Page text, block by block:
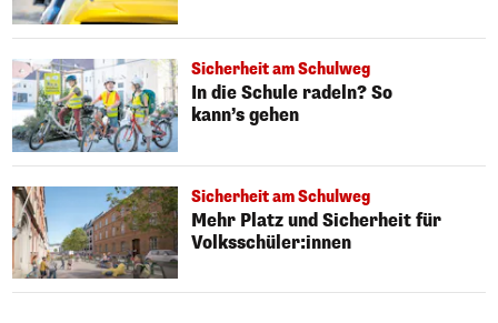
Sicherheit am Schulweg
In die Schule radeln? So
kann’s gehen
Sicherheit am Schulweg
Mehr Platz und Sicherheit für
Volksschüler:innen